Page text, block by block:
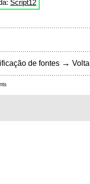
Script12
de fontes →